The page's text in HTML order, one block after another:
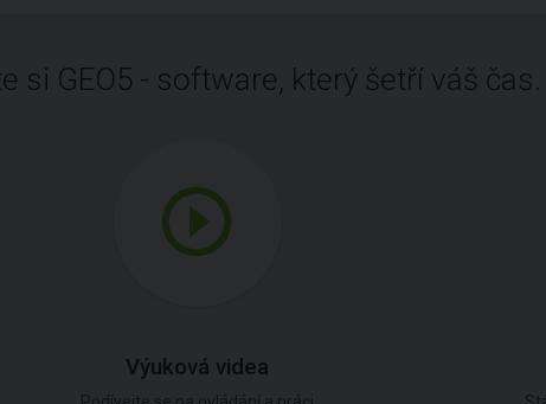
si GEO5 - software, který šetří váš čas.
Výuková videa